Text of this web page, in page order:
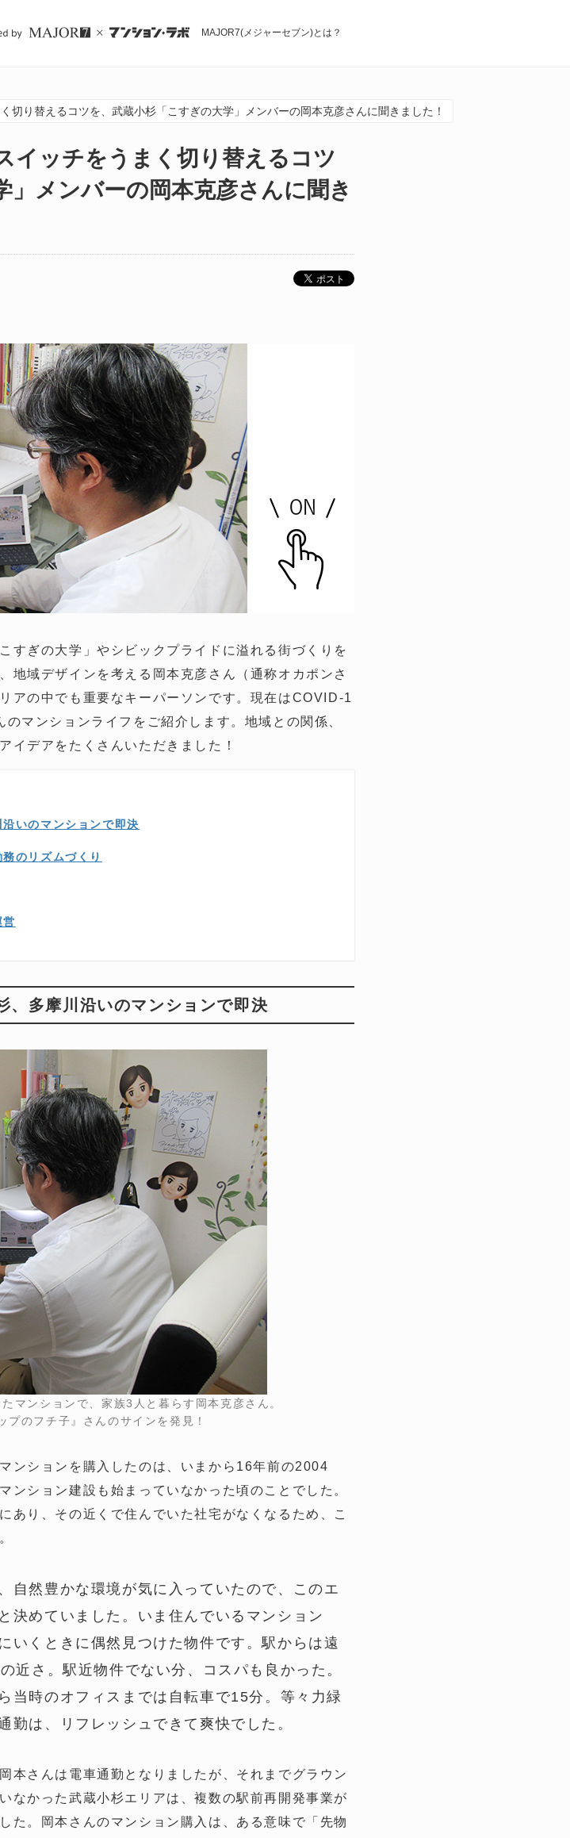
MAJOR7(メジャーセブン)とは？
切り替えるコツを、武蔵小杉「こすぎの大学」メンバーの岡本克彦さんに聞きました！
イッチをうまく切り替えるコツ
」メンバーの岡本克彦さんに聞き
すぎの大学」やシビックプライドに溢れる街づくりを
地域デザインを考える岡本克彦さん（通称オカポンさ
アの中でも重要なキーパーソンです。現在はCOVID-1
マンションライフをご紹介します。地域との関係、
イデアをたくさんいただきました！
いのマンションで即決
のリズムづくり
営
、多摩川沿いのマンションで即決
マンションで、家族3人と暮らす岡本克彦さん。
プのフチ子』さんのサインを発見！
ンションを購入したのは、いまから16年前の2004
ンション建設も始まっていなかった頃のことでした。
あり、その近くで住んでいた社宅がなくなるため、こ
自然豊かな環境が気に入っていたので、このエ
決めていました。いま住んでいるマンション
いくときに偶然見つけた物件です。駅からは遠
近さ。駅近物件でない分、コスパも良かった。
当時のオフィスまでは自転車で15分。等々力緑
勤は、リフレッシュできて爽快でした。
本さんは電車通勤となりましたが、それまでグラウン
なかった武蔵小杉エリアは、複数の駅前再開発事業が
た。岡本さんのマンション購入は、ある意味で「先物